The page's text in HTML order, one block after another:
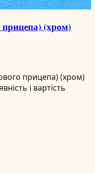
(хром)
прицепа) (хром)
і вартість